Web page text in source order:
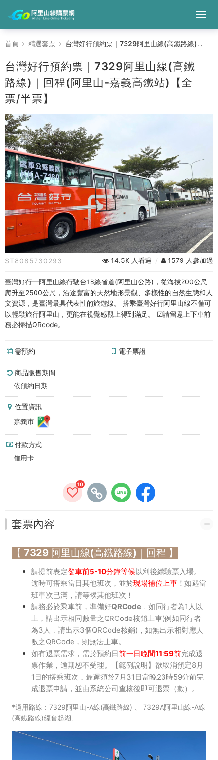
台
灣
好
行
預
約
票
｜
7329
阿
里
山
線
(高
鐵
路
線)
｜
回
程
(阿
里
山-
高
鐵
站)
【全
票/
票】
縣
公
首頁 精選套票 台灣好行預約票｜7329阿里山線(高鐵路線)｜回程(阿里山-嘉義高鐵站)【全票/半票】
台灣好行預約票｜7329阿里山線(高鐵
路線)｜回程(阿里山-嘉義高鐵站)【全
票/半票】
ST8085730293 14.5K 人看過 / 1579 人參加過
臺灣好行─阿里山線行駛台18線省道(阿里山公路)，從海拔200公尺
爬升至2500公尺，沿途豐富的天然地形景觀、多樣性的自然生態和人
文資源，是臺灣最具代表性的旅遊線。 搭乘臺灣好行阿里山線不僅可
以輕鬆旅行阿里山，更能在視覺感觀上得到滿足。 ☑請留意上下車前
務必掃描QRcode。
需預約 電子票證
商品販售期間
依預約日期
位置資訊
嘉義市
付款方式
信用卡
10
套票內容
【 7329 阿里山線(高鐵路線)｜回程 】
請提前表定發車前5-10分鐘等候以利後續驗票入場。
逾時可搭乘當日其他班次 ，並於現場補位上車 ！如遇當
班車次已滿，請等候其他班次！
請務必於乘車前，準備好QRCode ，如同行者為1人以
上，請出示相同數量之QRCode核銷上車(例如同行者
為3人，請出示3個QRCode核銷)，如無出示相對應人
數之QRCode，則無法上車。
如有退票需求，需於預約日前一日晚間11:59前完成退
票作業，逾期恕不受理。【範例說明】欲取消預定8月
1日的搭乘班次，最遲須於7月31日當晚23時59分前完
成退票申請，並由系統公司查核後即可退票（款）。
*適用路線：7329阿里山-A線(高鐵路線) 、 7329A阿里山線-A線
(高鐵路線)經奮起湖。